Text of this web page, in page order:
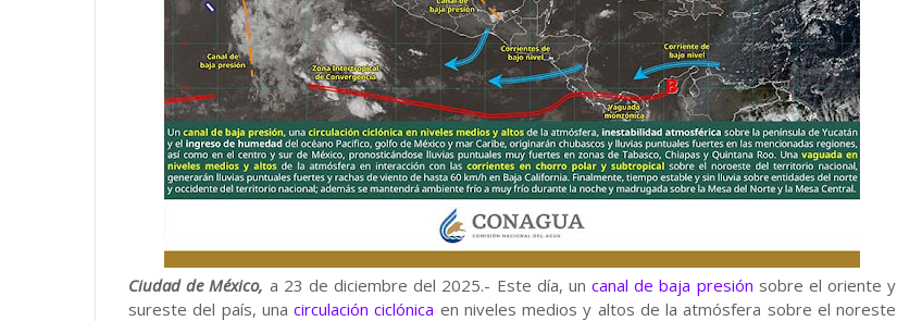
Ciudad de México, a 23 de diciembre del 2025.- Este día, uncanal de baja presión sobre el oriente y
sureste del país, unacirculación ciclónica en niveles medios y altos de la atmósfera sobre el noreste